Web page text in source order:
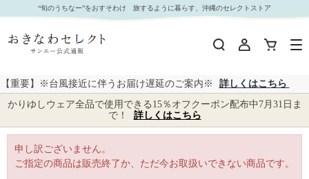
｜おきなわセレクト サンエー公式通販
“旬のうちなー”をおすそわけ 旅するように暮らす、沖縄のセレクトストア
【重要】※台風接近に伴うお届け遅延のご案内※
詳しくはこちら
かりゆしウェア全品で使用できる15％オフクーポン配布中7月31日ま
で！
詳しくはこちら
申し訳ございません。
ご指定の商品は販売終了か、ただ今お取扱いできない商品です。